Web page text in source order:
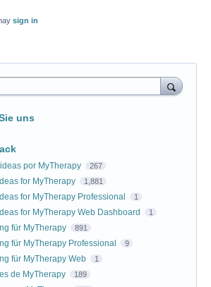
sign in
uns
por MyTherapy 267
for MyTherapy 1,881
for MyTherapy Professional 1
for MyTherapy Web Dashboard 1
für MyTherapy 891
für MyTherapy Professional 9
für MyTherapy Web 1
de MyTherapy 189